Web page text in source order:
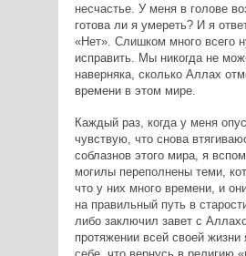
несчастье. У меня в голове
готова ли я умереть? И я
«Нет». Слишком много всего
исправить. Мы никогда не
наверняка, сколько Аллах
времени в этом мире.
Каждый раз, когда у меня
чувствую, что снова
соблазнов этого мира, я
могилы переполнены теми,
что у них много времени, и
на правильный путь в
либо заключил завет с
протяжении всей своей жизни